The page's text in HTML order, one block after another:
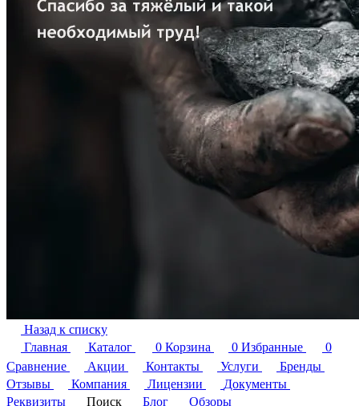
Назад к списку
Главная
Каталог 0 Корзина 0 Избранные
0
Сравнение
Акции Контакты Услуги
Бренды
Отзывы
Компания Лицензии
Документы
Реквизиты
Поиск Блог Обзоры